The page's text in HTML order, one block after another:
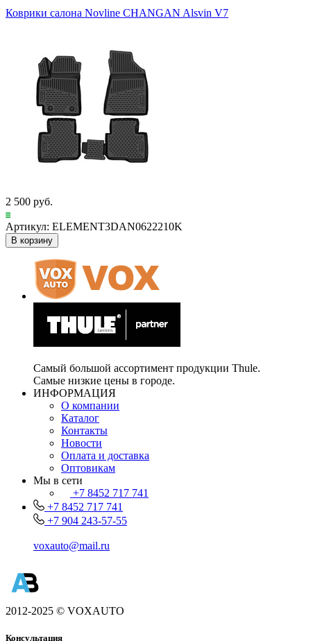
Коврики салона Novline CHANGAN Alsvin V7
2 500 руб.
Артикул: ELEMENT3DAN0622210K
В корзину
Самый большой ассортимент продукции Thule.
Самые низкие цены в городе.
ИНФОРМАЦИЯ
О компании
Каталог
Контакты
Новости
Оплата и доставка
Оптовикам
Мы в сети
+7 8452 717 741
+7 8452 717 741
+7 904 243-57-55
voxauto@mail.ru
2012-2025 © VOXAUTO
Консультация